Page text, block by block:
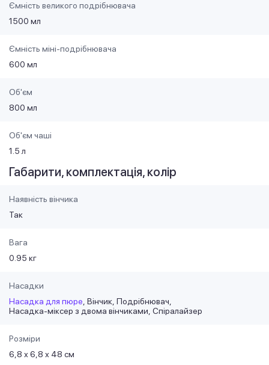
Ємність великого подрібнювача
1500 мл
Ємність міні-подрібнювача
600 мл
Об'єм
800 мл
Об'єм чаші
1.5 л
Габарити, комплектація, колір
Наявність вінчика
Так
Вага
0.95 кг
Насадки
Насадка для пюре Вінчик Подрібнювач
Насадка-міксер з двома вінчиками Спіралайзер
Розміри
6,8 х 6,8 х 48 см